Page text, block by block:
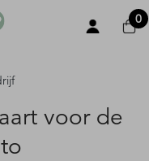
0
voor de